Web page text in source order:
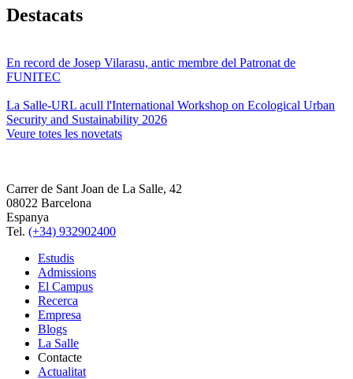
Destacats
En record de Josep Vilarasu, antic membre del Patronat de
FUNITEC
La Salle-URL acull l'International Workshop on Ecological Urban
Security and Sustainability 2026
Veure totes les novetats
Carrer de Sant Joan de La Salle, 42
08022 Barcelona
Espanya
Tel. (+34) 932902400
Estudis
Admissions
El Campus
Recerca
Empresa
Blogs
La Salle
Contacte
Actualitat